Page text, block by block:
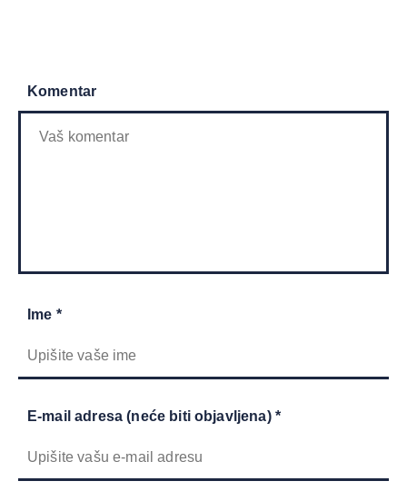
Komentar
Ime *
E-mail adresa (neće biti objavljena) *